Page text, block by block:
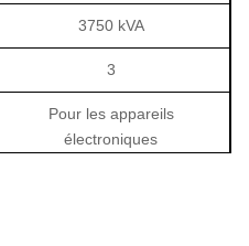
3750 kVA
3
Pour les appareils
électroniques